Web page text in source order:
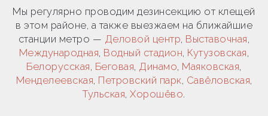
Мы регулярно проводим дезинсекцию от клещей
в этом районе, а также выезжаем на ближайшие
станции метро — Деловой центр, Выставочная,
Международная, Водный стадион, Кутузовская,
Белорусская, Беговая, Динамо, Маяковская,
Менделеевская, Петровский парк, Савёловская,
Тульская,Хорошёво.